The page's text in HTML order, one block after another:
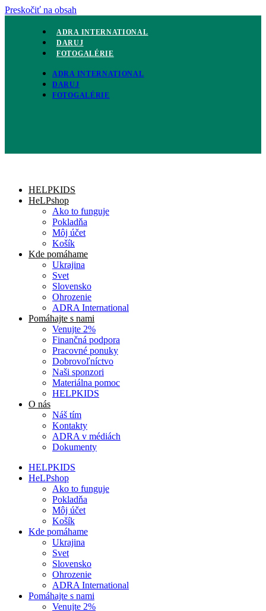
Preskočiť na obsah
ADRA INTERNATIONAL
DARUJ
FOTOGALÉRIE
ADRA INTERNATIONAL
DARUJ
FOTOGALÉRIE
HELPKIDS
HeLPshop
Ako to funguje
Pokladňa
Môj účet
Košík
Kde pomáhame
Ukrajina
Svet
Slovensko
Ohrozenie
ADRA International
Pomáhajte s nami
Venujte 2%
Finančná podpora
Pracovné ponuky
Dobrovoľníctvo
Naši sponzori
Materiálna pomoc
HELPKIDS
O nás
Náš tím
Kontakty
ADRA v médiách
Dokumenty
HELPKIDS
HeLPshop
Ako to funguje
Pokladňa
Môj účet
Košík
Kde pomáhame
Ukrajina
Svet
Slovensko
Ohrozenie
ADRA International
Pomáhajte s nami
Venujte 2%